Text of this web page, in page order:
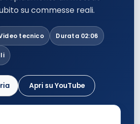
su commesse reali.
tecnico Durata 02:06
Apri su YouTube